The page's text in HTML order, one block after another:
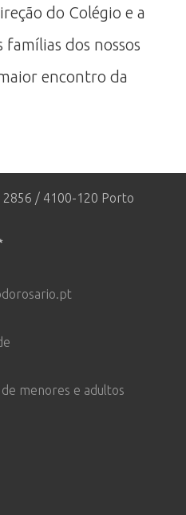
do Colégio e a
famílias dos nossos
encontro da
2856 / 4100-120 Porto
menores e adultos